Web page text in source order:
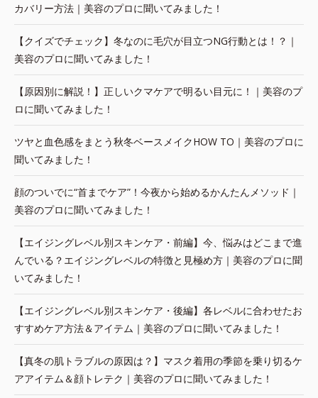
カバリー方法｜美容のプロに聞いてみました！
【クイズでチェック】冬なのに毛穴が目立つNG行動とは！？｜
美容のプロに聞いてみました！
【原因別に解説！】正しいクマケアで明るい目元に！｜美容のプ
ロに聞いてみました！
ツヤと血色感をまとう秋冬ベースメイクHOW TO｜美容のプロに
聞いてみました！
顔のついでに“首までケア”！今夜から始めるかんたんメソッド｜
美容のプロに聞いてみました！
【エイジングレベル別スキンケア・前編】今、悩みはどこまで進
んでいる？エイジングレベルの特徴と見極め方｜美容のプロに聞
いてみました！
【エイジングレベル別スキンケア・後編】各レベルに合わせたお
すすめケア方法＆アイテム｜美容のプロに聞いてみました！
【真冬の肌トラブルの原因は？】マスク着用の季節を乗り切るケ
アアイテム＆顔トレテク｜美容のプロに聞いてみました！